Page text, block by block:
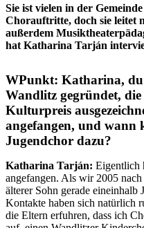
Sie ist vielen in der
Chorauftritte, doch sie leitet
außerdem
hat Katharina Tarján
WPunkt: Katharina,
Wandlitz gegründet,
Kulturpreis
angefangen, und wann
Jugendchor dazu?
Katharina Tarján: Eigentlich
angefangen. Als wir 2005
älterer Sohn gerade eineinhalb
Kontakte haben sich natürlich
die Eltern erfuhren, dass ich